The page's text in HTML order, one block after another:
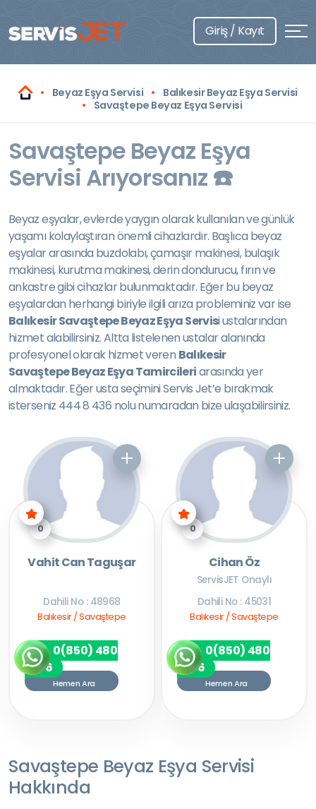
Giriş / Kayıt
Beyaz Eşya Servisi
Balıkesir Beyaz Eşya Servisi
Savaştepe Beyaz Eşya Servisi
Savaştepe Beyaz Eşya
Servisi Arıyorsanız ☎️
Beyaz eşyalar, evlerde yaygın olarak kullanılan ve günlük
yaşamı kolaylaştıran önemli cihazlardır. Başlıca beyaz
eşyalar arasında buzdolabı, çamaşır makinesi, bulaşık
makinesi, kurutma makinesi, derin dondurucu, fırın ve
ankastre gibi cihazlar bulunmaktadır. Eğer bu beyaz
eşyalardan herhangi biriyle ilgili arıza probleminiz var ise
Balıkesir Savaştepe Beyaz Eşya Servisi ustalarından
hizmet alabilirsiniz. Altta listelenen ustalar alanında
profesyonel olarak hizmet veren Balıkesir
Savaştepe Beyaz Eşya Tamircileriarasında yer
almaktadır. Eğer usta seçimini Servis Jet’e bırakmak
isterseniz 444 8 436 nolu numaradan bize ulaşabilirsiniz.
0
Vahit Can Taguşar
Dahili No : 48968
Balıkesir / Savaştepe
0(850) 480
7256
Hemen Ara
0
Cihan Öz
ServisJET Onaylı
Dahili No : 45031
Balıkesir / Savaştepe
0(850) 480
7256
Hemen Ara
Savaştepe Beyaz Eşya Servisi
Hakkında